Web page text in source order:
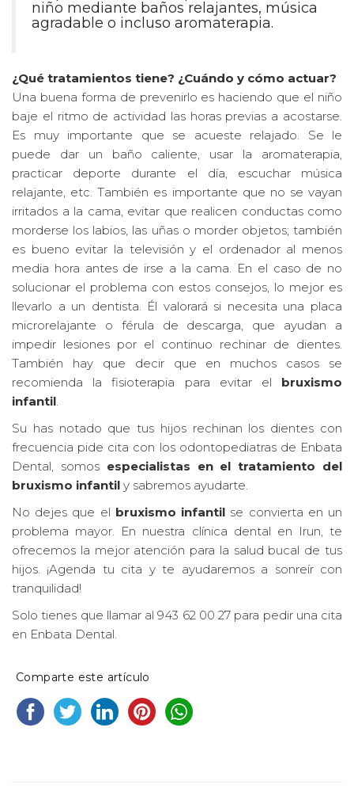
niño mediante baños relajantes, música
agradable o incluso aromaterapia.
¿Qué tratamientos tiene? ¿Cuándo y cómo actuar?
Una buena forma de prevenirlo es haciendo que el niño
baje el ritmo de actividad las horas previas a acostarse.
Es muy importante que se acueste relajado. Se le
puede dar un baño caliente, usar la aromaterapia,
practicar deporte durante el día, escuchar música
relajante, etc. También es importante que no se vayan
irritados a la cama, evitar que realicen conductas como
morderse los labios, las uñas o morder objetos; también
es bueno evitar la televisión y el ordenador al menos
media hora antes de irse a la cama. En el caso de no
solucionar el problema con estos consejos, lo mejor es
llevarlo a un dentista. Él valorará si necesita una placa
microrelajante o férula de descarga, que ayudan a
impedir lesiones por el continuo rechinar de dientes.
También hay que decir que en muchos casos se
recomienda la fisioterapia para evitar el bruxismo
infantil.
Su has notado que tus hijos rechinan los dientes con
frecuencia pide cita con los odontopediatras de Enbata
Dental, somos especialistas en el tratamiento del
bruxismo infantil y sabremos ayudarte.
No dejes que el bruxismo infantil se convierta en un
problema mayor. En nuestra clínica dental en Irun, te
ofrecemos la mejor atención para la salud bucal de tus
hijos. ¡Agenda tu cita y te ayudaremos a sonreír con
tranquilidad!
Solo tienes que llamar al 943 62 00 27 para pedir una cita
en Enbata Dental.
Comparte este artículo